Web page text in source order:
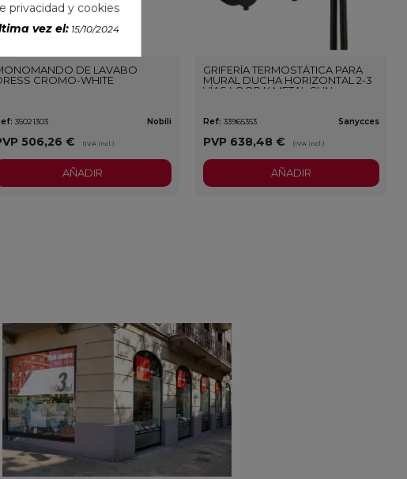
DE LAVABO
CROMO-WHITE
35021303 Nobili
506,26 € (IVA incl.)
AÑADIR
GRIFERÍA TERMOSTÁTICA PARA
MURAL DUCHA HORIZONTAL 2-3
VÍAS LOOP K METAL GUN
Ref: 33965353 Sanycces
PVP 638,48 € (IVA incl.)
AÑADIR
privacidad y cookies
vez el: 15/10/2024